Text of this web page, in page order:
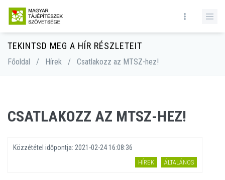
TEKINTSD MEG A HÍR RÉSZLETEIT
Főoldal / Hírek / Csatlakozz az MTSZ-hez!
CSATLAKOZZ AZ MTSZ-HEZ!
Közzététel időpontja: 2021-02-24 16:08:36
HÍREK ÁLTALÁNOS